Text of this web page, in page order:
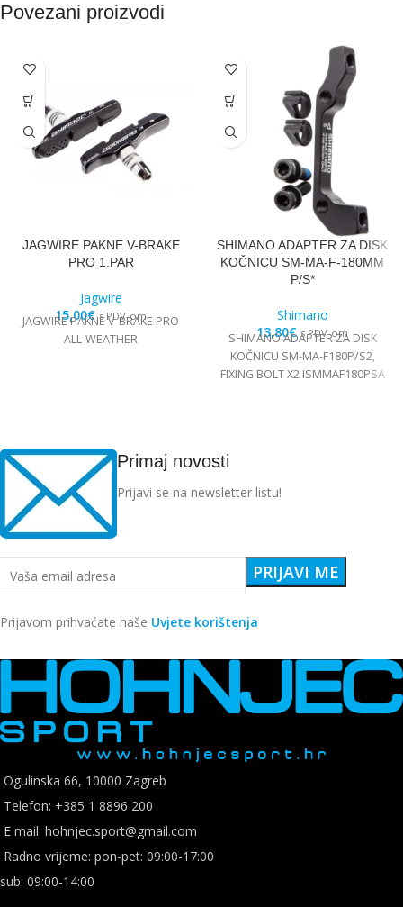
Povezani proizvodi
JAGWIRE PAKNE V-BRAKE
PRO 1.PAR
Jagwire
15,00€ s PDV-om
JAGWIRE PAKNE V-BRAKE PRO
ALL-WEATHER
SHIMANO ADAPTER ZA DISK
KOČNICU SM-MA-F-180MM
P/S*
Shimano
13,80€ s PDV-om
SHIMANO ADAPTER ZA DISK
KOČNICU SM-MA-F180P/S2,
FIXING BOLT X2 ISMMAF180PSA
Primaj novosti
Prijavi se na newsletter listu!
Prijavom prihvaćate naše Uvjete korištenja
Ogulinska 66, 10000 Zagreb
Telefon: +385 1 8896 200
E mail: hohnjec.sport@gmail.com
Radno vrijeme: pon-pet: 09:00-17:00
sub: 09:00-14:00